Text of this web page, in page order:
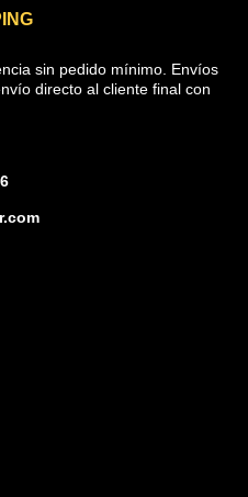
sin pedido mínimo. Envíos
directo al cliente final con